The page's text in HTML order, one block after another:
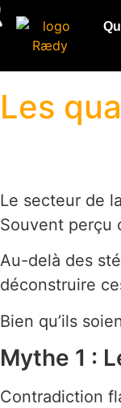
Les
Le secteur de
Souvent perçu
Au-delà des
déconstruire
Bien qu’ils
Mythe 1 :
Contradiction